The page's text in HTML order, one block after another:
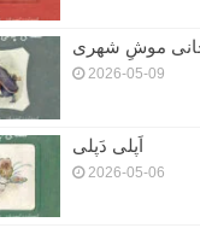
موشِ شهری
2026-05-09
اَپلی دَپلی
2026-05-06